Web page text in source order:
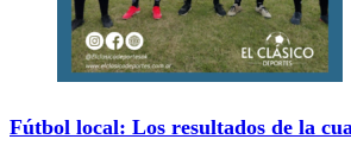
Fútbol local: Los resultados de la